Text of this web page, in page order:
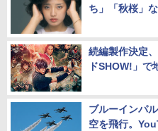
ち」「秋桜」
続編製作決定
ドSHOW!」で
ブルーインパ
空を飛行。